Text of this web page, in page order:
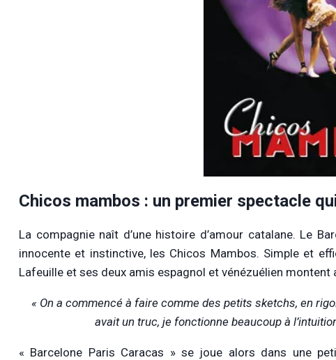
Chicos mambos : un premier spectacle
La compagnie naît d’une histoire d’amour catalane. Le
innocente et instinctive, les Chicos Mambos. Simple et
Lafeuille et ses deux amis espagnol et vénézuélien montent
« On a commencé à faire comme des petits sketchs, en
avait un truc, je fonctionne beaucoup à
« Barcelone Paris Caracas » se joue alors dans une